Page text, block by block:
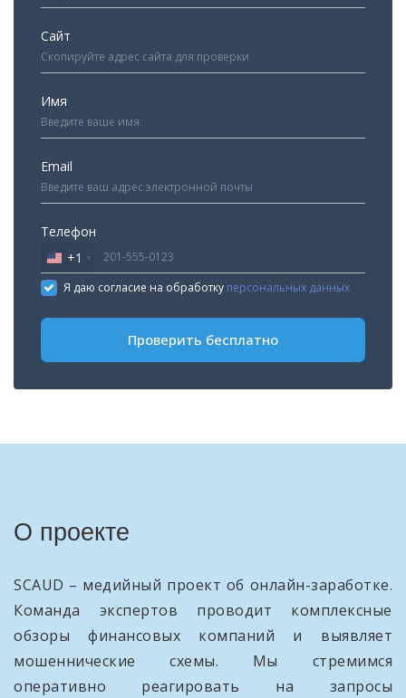
Сайт
Имя
Email
Телефон
United
States
+1
+1
Я даю согласие на обработку персональных данных
Проверить бесплатно
О проекте
SCAUD – медийный проект об онлайн-заработке.
Команда экспертов проводит комплексные
обзоры финансовых компаний и выявляет
мошеннические схемы. Мы стремимся
оперативно реагировать на запросы